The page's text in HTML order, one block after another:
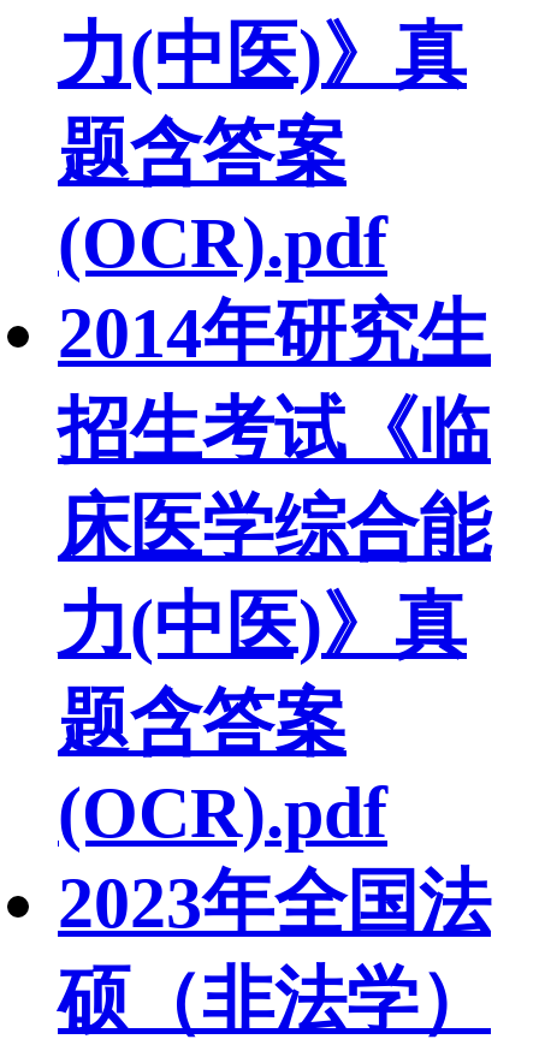
力(中医)》真
题含答案
(OCR).pdf
2014年研究生
招生考试《临
床医学综合能
力(中医)》真
题含答案
(OCR).pdf
2023年全国法
硕（非法学）